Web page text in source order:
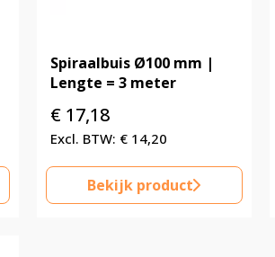
Spiraalbuis Ø100 mm |
Lengte = 3 meter
€17,18
€14,20
Bekijk product